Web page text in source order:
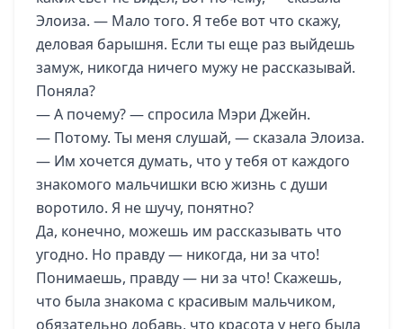
Элоиза. — Мало того. Я тебе вот что скажу,
деловая барышня. Если ты еще раз выйдешь
замуж, никогда ничего мужу не рассказывай.
Поняла?
— А почему? — спросила Мэри Джейн.
— Потому. Ты меня слушай, — сказала Элоиза.
— Им хочется думать, что у тебя от каждого
знакомого мальчишки всю жизнь с души
воротило. Я не шучу, понятно?
Да, конечно, можешь им рассказывать что
угодно. Но правду — никогда, ни за что!
Понимаешь, правду — ни за что! Скажешь,
что была знакома с красивым мальчиком,
обязательно добавь, что красота у него была